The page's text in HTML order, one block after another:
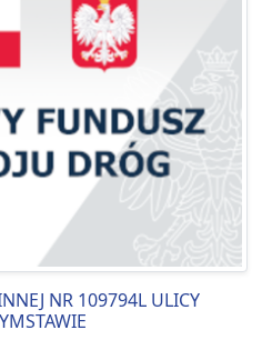
NR 109794L ULICY